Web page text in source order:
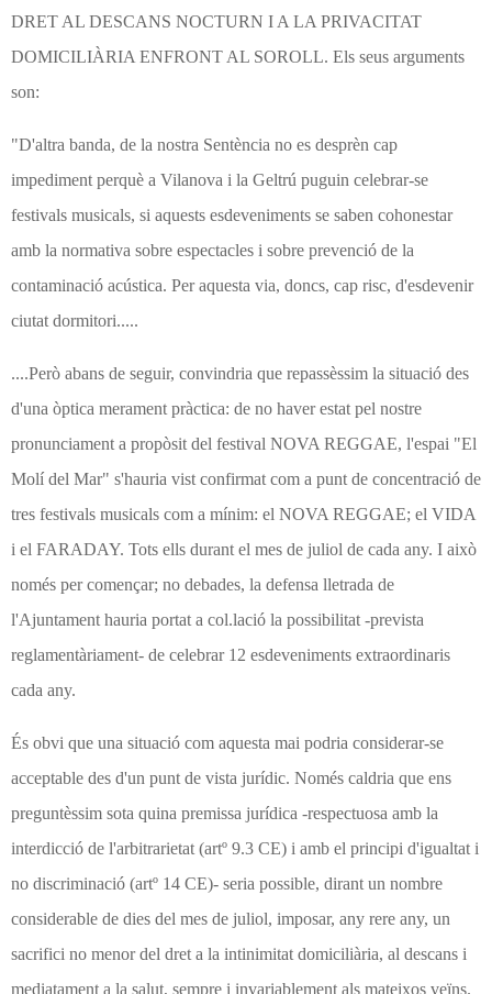
DRET AL DESCANS NOCTURN I A LA PRIVACITAT
DOMICILIÀRIA ENFRONT AL SOROLL. Els seus arguments
son:
"D'altra banda, de la nostra Sentència no es desprèn cap
impediment perquè a Vilanova i la Geltrú puguin celebrar-se
festivals musicals, si aquests esdeveniments se saben cohonestar
amb la normativa sobre espectacles i sobre prevenció de la
contaminació acústica. Per aquesta via, doncs, cap risc, d'esdevenir
ciutat dormitori.....
....Però abans de seguir, convindria que repassèssim la situació des
d'una òptica merament pràctica: de no haver estat pel nostre
pronunciament a propòsit del festival NOVA REGGAE, l'espai "El
Molí del Mar" s'hauria vist confirmat com a punt de concentració de
tres festivals musicals com a mínim: el NOVA REGGAE; el VIDA
i el FARADAY. Tots ells durant el mes de juliol de cada any. I això
només per començar; no debades, la defensa lletrada de
l'Ajuntament hauria portat a col.lació la possibilitat -prevista
reglamentàriament- de celebrar 12 esdeveniments extraordinaris
cada any.
És obvi que una situació com aquesta mai podria considerar-se
acceptable des d'un punt de vista jurídic. Només caldria que ens
preguntèssim sota quina premissa jurídica -respectuosa amb la
interdicció de l'arbitrarietat (artº 9.3 CE) i amb el principi d'igualtat i
no discriminació (artº 14 CE)- seria possible, dirant un nombre
considerable de dies del mes de juliol, imposar, any rere any, un
sacrifici no menor del dret a la intinimitat domiciliària, al descans i
mediatament a la salut, sempre i invariablement als mateixos veïns.